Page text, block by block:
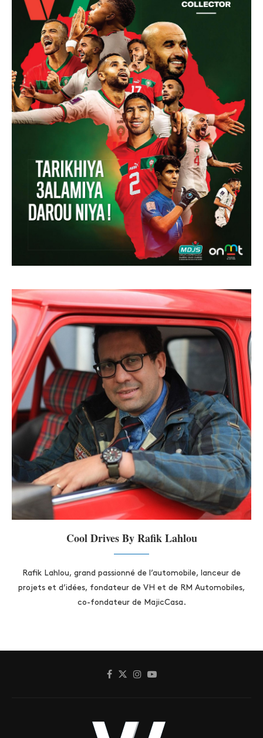
Cool Drives By Rafik Lahlou
Rafik Lahlou, grand passionné de l’automobile, lanceur de
projets et d’idées, fondateur de VH et de RM Automobiles,
co-fondateur de MajicCasa.